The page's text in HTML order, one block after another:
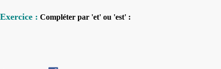
Exercice : Compléter par 'et' ou 'est' :